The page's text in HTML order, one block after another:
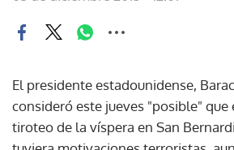
El presidente estadounidense,
consideró este jueves "posible"
tiroteo de la víspera en San